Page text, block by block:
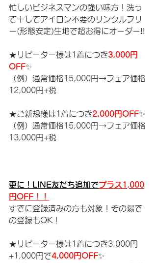
忙しいビジネスマンの強い味方！洗っ
て干してアイロン不要のリンクルフリ
ー(形態安定)生地で超お得にオーダー‼️
★リピーター様は1着につき3,000円
OFF✨
（例）通常価格15,000円→フェア価格
12,000円+税
★ご新規様は1着につき2,000円OFF✨
（例）通常価格15,000円→フェア価格
13,000円+税
更に！LINE友だち追加でプラス1,000
円OFF！！
すでに登録済みの方も対象！その場で
の登録もOK！
★リピーター様は1着につき3,000円
+1,000円で4,000円OFF✨